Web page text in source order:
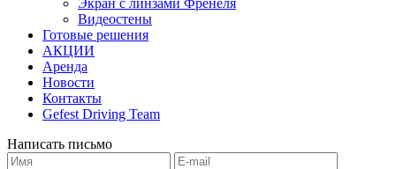
Экран с линзами Френеля
Видеостены
Готовые решения
АКЦИИ
Аренда
Новости
Контакты
Gefest Driving Team
Написать письмо